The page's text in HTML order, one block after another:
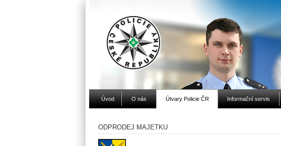
Úvod O nás Útvary Policie ČR Informační servis
ODPRODEJ MAJETKU